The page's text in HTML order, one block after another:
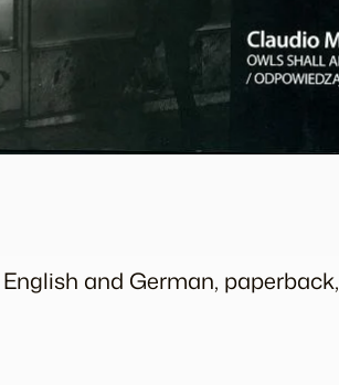
and German, paperback,